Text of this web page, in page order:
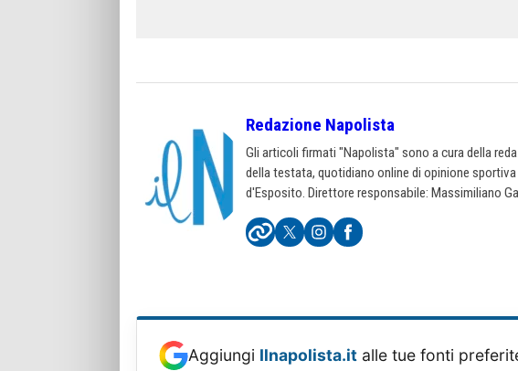
Redazione Napolista
Gli articoli firmati "Napolista" sono a cura della
della testata, quotidiano online di opinione
d'Esposito. Direttore responsabile: Massimiliano
Aggiungi Ilnapolista.it alle tue fonti